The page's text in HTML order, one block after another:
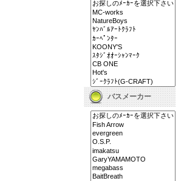
バスメーカー